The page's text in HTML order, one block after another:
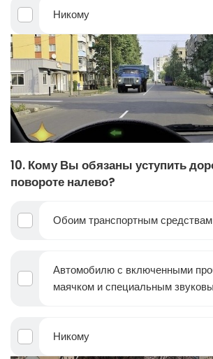
Никому
10. Кому Вы обязаны уступить
повороте налево?
Обоим транспортным средствам
Автомобилю с включенными
маячком и специальным
Никому